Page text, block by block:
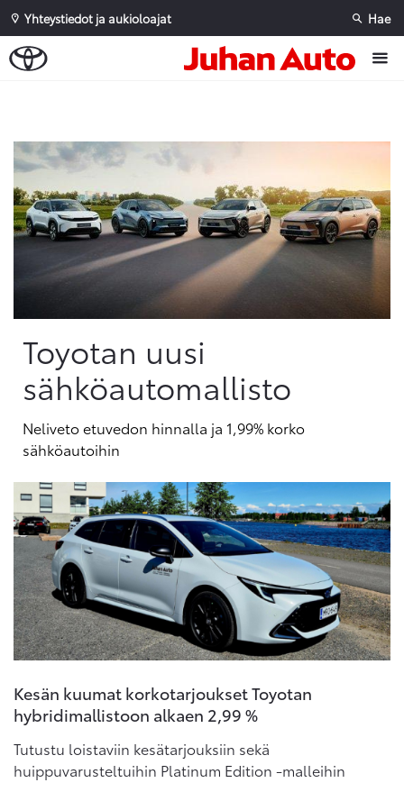
Yhteystiedot ja aukioloajat Hae
Toyotan uusi
sähköautomallisto
Neliveto etuvedon hinnalla ja 1,99% korko
sähköautoihin
Kesän kuumat korkotarjoukset Toyotan
hybridimallistoon alkaen 2,99 %
Tutustu loistaviin kesätarjouksiin sekä
huippuvarusteltuihin Platinum Edition -malleihin